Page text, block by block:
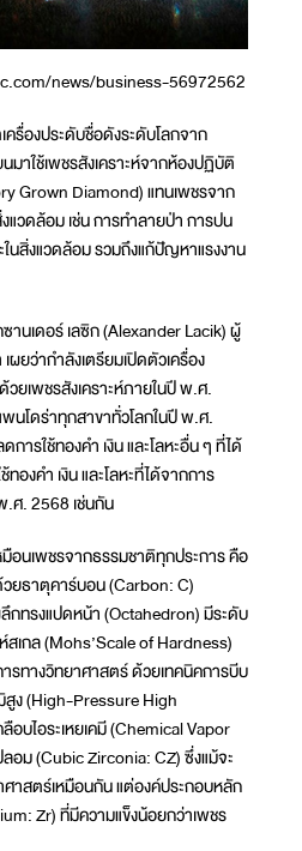
news/business-56972562
รื่องประดับชื่อดังระดับโลกจาก
มาใช้เพชรสังเคราะห์จากห้องปฏิบัติ
Grown Diamond) แทนเพชรจาก
วดล้อม เช่น การทำลายป่า การปน
นสิ่งแวดล้อม รวมถึงแก้ปัญหาแรงงาน
นเดอร์ เลซิก (Alexander Lacik) ผู้
ผยว่ากำลังเตรียมเปิดตัวเครื่อง
ยเพชรสังเคราะห์ภายในปี พ.ศ.
นโดร่าทุกสาขาทั่วโลกในปี พ.ศ.
ารใช้ทองคำ เงิน และโลหะอื่น ๆ ที่ได้
องคำ เงิน และโลหะที่ได้จากการ
.ศ. 2568 เช่นกัน
อนเพชรจากธรรมชาติทุกประการ คือ
วยธาตุคาร์บอน (Carbon: C)
กทรงแปดหน้า (Octahedron) มีระดับ
เกล (Mohs’Scale of Hardness)
รทางวิทยาศาสตร์ ด้วยเทคนิคการบีบ
ง (High-Pressure High
อบไอระเหยเคมี (Chemical Vapor
อม (Cubic Zirconia: CZ) ซึ่งแม้จะ
าสตร์เหมือนกัน แต่องค์ประกอบหลัก
Zr) ที่มีความแข็งน้อยกว่าเพชร